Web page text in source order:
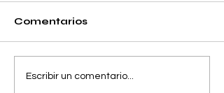
Separando la
Comentarios
Escribir un comentario...